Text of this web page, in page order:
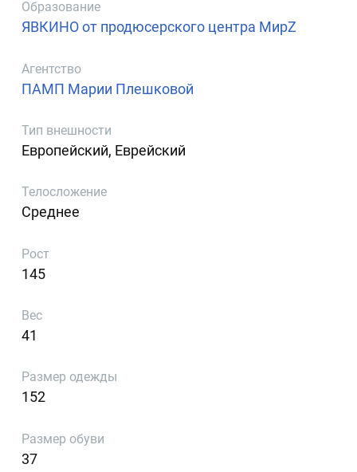
Образование
ЯВКИНО от продюсерского центра МирZ
Агентство
ПАМП Марии Плешковой
Тип внешности
Европейский, Еврейский
Телосложение
Среднее
Рост
145
Вес
41
Размер одежды
152
Размер обуви
37